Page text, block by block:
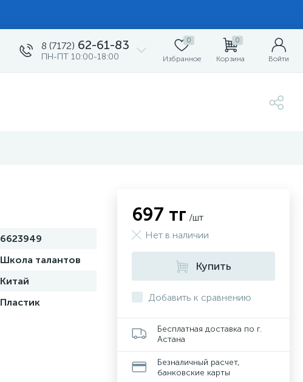
8 (7172) 62-61-83
ПН-ПТ 10:00-18:00
0
Избранное
0
Корзина Войти
6623949
Школа талантов
Китай
Пластик
697 тг /шт
Нет в наличии
Купить
Добавить к сравнению
Бесплатная доставка по г.
Астана
Безналичный расчет,
банковские карты